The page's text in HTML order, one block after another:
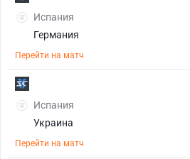
Испания
Германия
Перейти на матч
Испания
Украина
Перейти на матч